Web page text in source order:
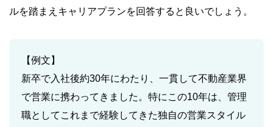
ルを踏まえキャリアプランを回答すると良いでしょう。
【例文】
新卒で入社後約30年にわたり、一貫して不動産業界
で営業に携わってきました。特にこの10年は、管理
職としてこれまで経験してきた独自の営業スタイル